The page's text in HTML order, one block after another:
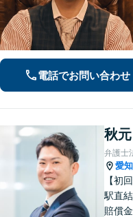
電話でお問い合わせ
秋
弁護士
愛
【初
駅直
賠償